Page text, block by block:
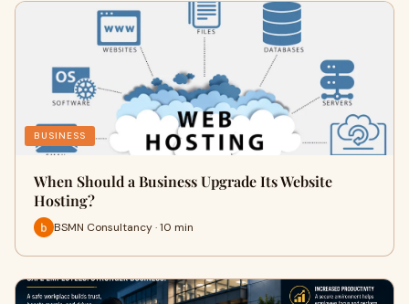
BUSINESS
When Should a Business Upgrade Its Website
Hosting?
BSMN Consultancy · 10 min